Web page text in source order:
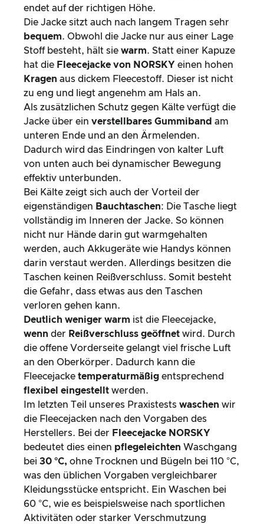
endet auf der richtigen Höhe.
Die Jacke sitzt auch nach langem Tragen sehr
bequem. Obwohl die Jacke nur aus einer Lage
Stoff besteht, hält sie warm. Statt einer Kapuze
hat die Fleecejacke von NORSKY einen hohen
Kragen aus dickem Fleecestoff. Dieser ist nicht
zu eng und liegt angenehm am Hals an.
Als zusätzlichen Schutz gegen Kälte verfügt die
Jacke über ein verstellbares Gummiband am
unteren Ende und an den Ärmelenden.
Dadurch wird das Eindringen von kalter Luft
von unten auch bei dynamischer Bewegung
effektiv unterbunden.
Bei Kälte zeigt sich auch der Vorteil der
eigenständigen Bauchtaschen: Die Tasche liegt
vollständig im Inneren der Jacke. So können
nicht nur Hände darin gut warmgehalten
werden, auch Akkugeräte wie Handys können
darin verstaut werden. Allerdings besitzen die
Taschen keinen Reißverschluss. Somit besteht
die Gefahr, dass etwas aus den Taschen
verloren gehen kann.
Deutlich weniger warm ist die Fleecejacke,
wenn der Reißverschluss geöffnet wird. Durch
die offene Vorderseite gelangt viel frische Luft
an den Oberkörper. Dadurch kann die
Fleecejacke temperaturmäßig entsprechend
flexibel eingestellt werden.
Im letzten Teil unseres Praxistests waschen wir
die Fleecejacken nach den Vorgaben des
Herstellers. Bei der Fleecejacke NORSKY
bedeutet dies einen pflegeleichten Waschgang
bei 30 °C, ohne Trocknen und Bügeln bei 110 °C,
was den üblichen Vorgaben vergleichbarer
Kleidungsstücke entspricht. Ein Waschen bei
60 °C, wie es beispielsweise nach sportlichen
Aktivitäten oder starker Verschmutzung